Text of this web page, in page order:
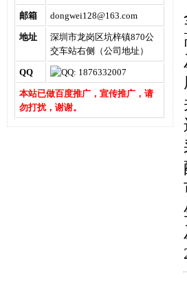
邮箱 dongwei128@163.com
地址
深圳市龙岗区坑梓镇870公
交车站右侧（公司地址）
QQ
本站已做百度推广，宣传推广，请
勿打扰，谢谢。